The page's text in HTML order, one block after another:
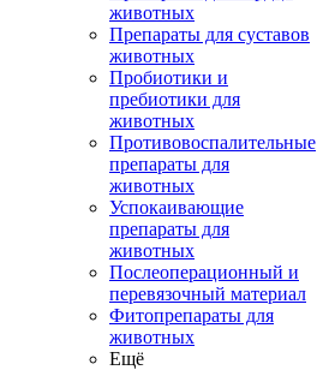
животных
Препараты для суставов
животных
Пробиотики и
пребиотики для
животных
Противовоспалительные
препараты для
животных
Успокаивающие
препараты для
животных
Послеоперационный и
перевязочный материал
Фитопрепараты для
животных
Ещё